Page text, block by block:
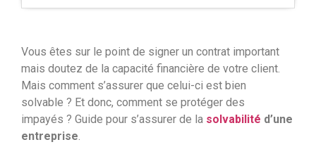
Vous êtes sur le point de signer un contrat important
mais doutez de la capacité financière de votre client.
Mais comment s’assurer que celui-ci est bien
solvable ? Et donc, comment se protéger des
impayés ? Guide pour s’assurer de la solvabilité d’une
entreprise.